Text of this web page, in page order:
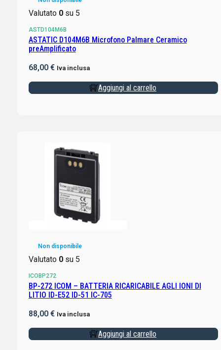
Valutato 0su 5
ASTD104M6B
ASTATIC D104M6B Microfono Palmare Ceramico
preAmplificato
68,00 € Iva inclusa
Aggiungi al carrello
Non disponibile
Valutato 0su 5
ICOBP272
BP-272 ICOM – BATTERIA RICARICABILE AGLI IONI DI
LITIO ID-E52 ID-51 IC-705
88,00 € Iva inclusa
Aggiungi al carrello